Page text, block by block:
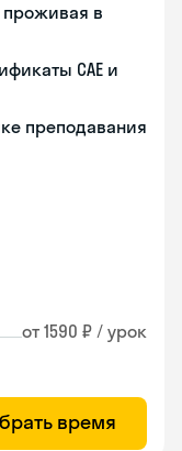
в
CAE и
преподавания
от 1590 ₽ / урок
время